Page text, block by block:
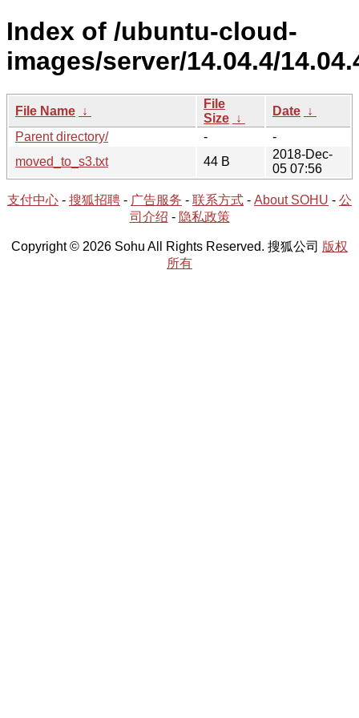
Index of /ubuntu-cloud-
images/server/14.04.4/
File Name ↓
File
Size ↓
Date ↓
Parent directory/
-
-
moved_to_s3.txt
44 B
2018-Dec-
05 07:56
支付中心 - 搜狐招聘 - 广告服务 - 联系方式 - About SOHU - 公
司介绍 - 隐私政策
Copyright © 2026 Sohu All Rights Reserved. 搜狐公司 版权
所有